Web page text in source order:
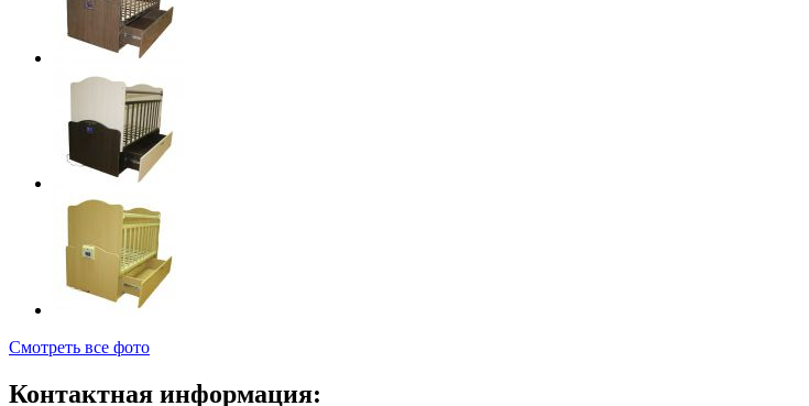
Смотреть все фото
Контактная информация: